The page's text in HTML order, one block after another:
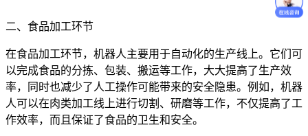
二、食品加工环节
在食品加工环节，机器人主要用于自动化的生产线上。它们可
以完成食品的分拣、包装、搬运等工作，大大提高了生产效
率，同时也减少了人工操作可能带来的安全隐患。例如，机器
人可以在肉类加工线上进行切割、研磨等工作，不仅提高了工
作效率，而且保证了食品的卫生和安全。